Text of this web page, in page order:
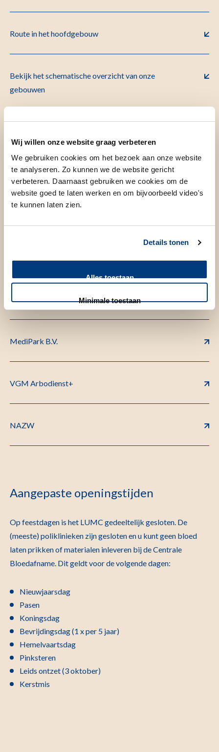
Wij willen onze website graag verbeteren
We gebruiken cookies om het bezoek aan onze website
te analyseren. Zo kunnen we de website gericht
verbeteren. Daarnaast gebruiken we cookies om de
website goed te laten werken en om bijvoorbeeld video's
te kunnen laten zien.
Details tonen
Alles toestaan
Minimale toestaan
Route in het hoofdgebouw
Bekijk het schematische overzicht van onze
gebouwen
LUMC
Leyden Academy on Vitality and Ageing
MediPark B.V.
VGM Arbodienst+
NAZW
Aangepaste openingstijden
Op feestdagen is het LUMC gedeeltelijk gesloten. De
(meeste) poliklinieken zijn gesloten en u kunt geen bloed
laten prikken of materialen inleveren bij de Centrale
Bloedafname. Dit geldt voor de volgende dagen:
Nieuwjaarsdag
Pasen
Koningsdag
Bevrijdingsdag (1 x per 5 jaar)
Hemelvaartsdag
Pinksteren
Leids ontzet (3 oktober)
Kerstmis